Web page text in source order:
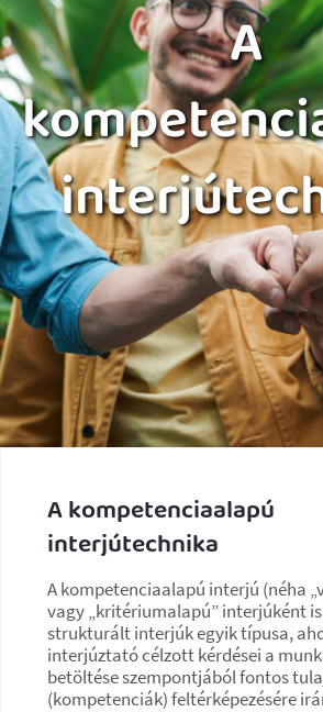
A
A kompetenciaalapú
interjútechnika
A kompetenciaalapú interjú (néha
vagy „kritériumalapú” interjúként
strukturált interjúk egyik típusa,
interjúztató célzott kérdései a
betöltése szempontjából fontos
(kompetenciák) feltérképezésére